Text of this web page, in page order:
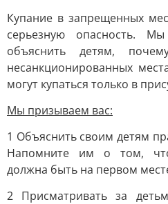
Купание в запрещенных
серьезную опасность.
объяснить детям,
несанкционированных
могут купаться только в
Мы призываем вас:
1 Объяснить своим детям
Напомните им о том, что
должна быть на первом
2 Присматривать за